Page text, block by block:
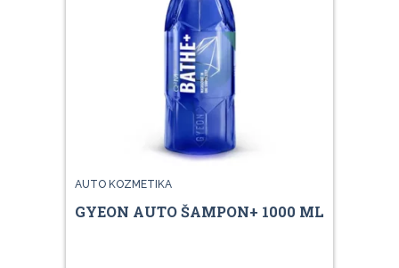
AUTO KOZMETIKA
GYEON AUTO ŠAMPON+ 1000 ML